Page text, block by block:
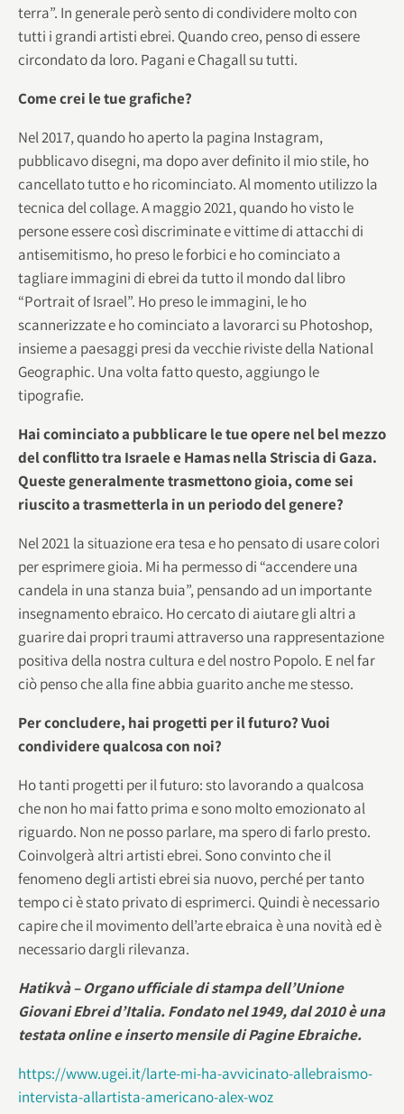
terra”. In generale però sento di condividere molto con
tutti i grandi artisti ebrei. Quando creo, penso di essere
circondato da loro. Pagani e Chagall su tutti.
Come crei le tue grafiche?
Nel 2017, quando ho aperto la pagina Instagram,
pubblicavo disegni, ma dopo aver definito il mio stile, ho
cancellato tutto e ho ricominciato. Al momento utilizzo la
tecnica del collage. A maggio 2021, quando ho visto le
persone essere così discriminate e vittime di attacchi di
antisemitismo, ho preso le forbici e ho cominciato a
tagliare immagini di ebrei da tutto il mondo dal libro
“Portrait of Israel”. Ho preso le immagini, le ho
scannerizzate e ho cominciato a lavorarci su Photoshop,
insieme a paesaggi presi da vecchie riviste della National
Geographic. Una volta fatto questo, aggiungo le
tipografie.
Hai cominciato a pubblicare le tue opere nel bel mezzo
del conflitto tra Israele e Hamas nella Striscia di Gaza.
Queste generalmente trasmettono gioia, come sei
riuscito a trasmetterla in un periodo del genere?
Nel 2021 la situazione era tesa e ho pensato di usare colori
per esprimere gioia. Mi ha permesso di “accendere una
candela in una stanza buia”, pensando ad un importante
insegnamento ebraico. Ho cercato di aiutare gli altri a
guarire dai propri traumi attraverso una rappresentazione
positiva della nostra cultura e del nostro Popolo. E nel far
ciò penso che alla fine abbia guarito anche me stesso.
Per concludere, hai progetti per il futuro? Vuoi
condividere qualcosa con noi?
Ho tanti progetti per il futuro: sto lavorando a qualcosa
che non ho mai fatto prima e sono molto emozionato al
riguardo. Non ne posso parlare, ma spero di farlo presto.
Coinvolgerà altri artisti ebrei. Sono convinto che il
fenomeno degli artisti ebrei sia nuovo, perché per tanto
tempo ci è stato privato di esprimerci. Quindi è necessario
capire che il movimento dell’arte ebraica è una novità ed è
necessario dargli rilevanza.
Hatikvà – Organo ufficiale di stampa dell’Unione
Giovani Ebrei d’Italia. Fondato nel 1949, dal 2010 è una
testata online e inserto mensile di Pagine Ebraiche.
https://www.ugei.it/larte-mi-ha-avvicinato-allebraismo-
intervista-allartista-americano-alex-woz